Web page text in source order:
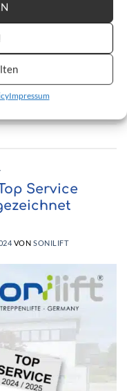
Impressum
Service
VONSONILIFT